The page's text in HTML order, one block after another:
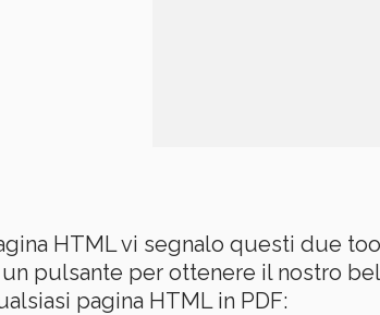
HTML vi segnalo questi due
pulsante per ottenere il nostro
pagina HTML in PDF: